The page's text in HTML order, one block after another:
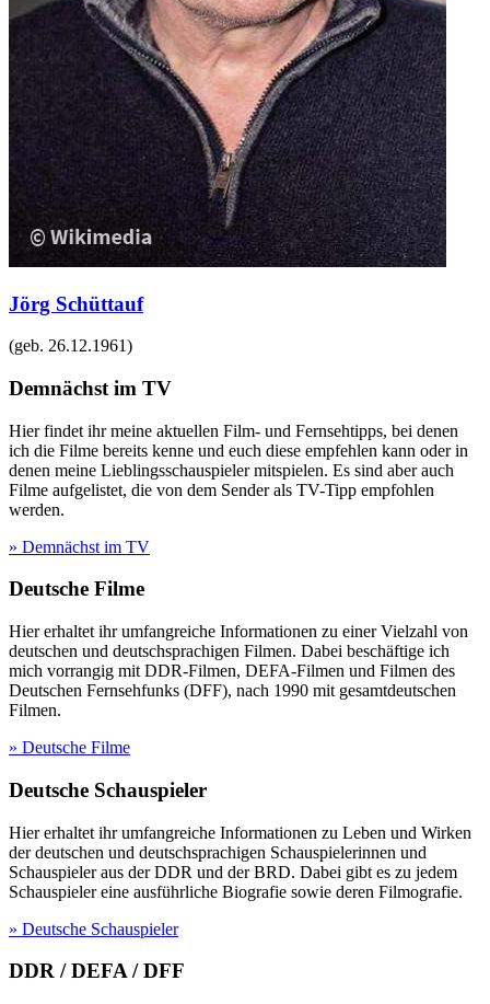
Jörg Schüttauf
(geb. 26.12.1961)
Demnächst im TV
Hier findet ihr meine aktuellen Film- und Fernsehtipps, bei denen
ich die Filme bereits kenne und euch diese empfehlen kann oder in
denen meine Lieblingsschauspieler mitspielen. Es sind aber auch
Filme aufgelistet, die von dem Sender als TV-Tipp empfohlen
werden.
» Demnächst im TV
Deutsche Filme
Hier erhaltet ihr umfangreiche Informationen zu einer Vielzahl von
deutschen und deutschsprachigen Filmen. Dabei beschäftige ich
mich vorrangig mit DDR-Filmen, DEFA-Filmen und Filmen des
Deutschen Fernsehfunks (DFF), nach 1990 mit gesamtdeutschen
Filmen.
» Deutsche Filme
Deutsche Schauspieler
Hier erhaltet ihr umfangreiche Informationen zu Leben und Wirken
der deutschen und deutschsprachigen Schauspielerinnen und
Schauspieler aus der DDR und der BRD. Dabei gibt es zu jedem
Schauspieler eine ausführliche Biografie sowie deren Filmografie.
» Deutsche Schauspieler
DDR / DEFA / DFF